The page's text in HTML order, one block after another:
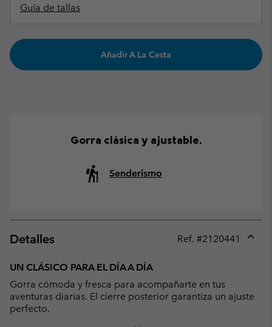
Guía de tallas
Añadir A La Cesta
Gorra clásica y ajustable.
Senderismo
Detalles Ref. #2120441
UN CLÁSICO PARA EL DÍA A DÍA
Gorra cómoda y fresca para acompañarte en tus
aventuras diarias. El cierre posterior garantiza un ajuste
perfecto.